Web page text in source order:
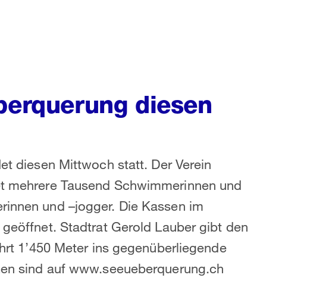
diesen
diesen Mittwoch statt. Der Verein
Tausend Schwimmerinnen und
und –jogger. Die Kassen im
Stadtrat Gerold Lauber gibt den
1’450 Meter ins gegenüberliegende
sind auf www.seeueberquerung.ch